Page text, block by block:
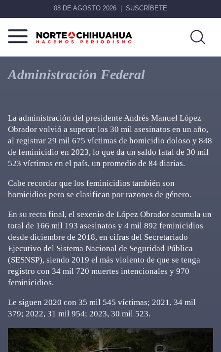
08 DE AGOSTO 2026 SUSCRÍBETE
Norte
De
Chihuahua
Más
que
noticias,
Administración Federal
La administración del presidente Andrés Manuel López
Obrador volvió a superar los 30 mil asesinatos en un año,
al registrar 29 mil 675 víctimas de homicidio doloso y 848
de feminicidio en 2023, lo que da un saldo fatal de 30 mil
523 víctimas en el país, un promedio de 84 diarias.
Cabe recordar que los feminicidios también son
homicidios pero se clasifican por razones de género.
En su recta final, el sexenio de López Obrador acumula un
total de 166 mil 193 asesinatos y 4 mil 892 feminicidios
desde diciembre de 2018, en cifras del Secretariado
Ejecutivo del Sistema Nacional de Seguridad Pública
(SESNSP), siendo 2019 el más violento de que se tenga
registro con 34 mil 720 muertes intencionales y 970
feminicidios.
Le siguen 2020 con 35 mil 545 víctimas; 2021, 34 mil
379; 2022, 31 mil 954; 2023, 30 mil 523.